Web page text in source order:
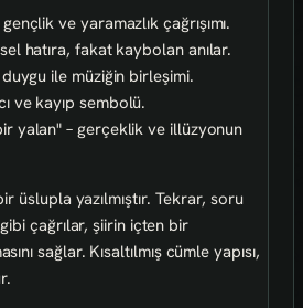
ve yaramazlık çağrışımı.
hatıra, fakat kaybolan anılar.
duygu ile müziğin birleşimi.
ve kayıp sembolü.
yalan" – gerçeklik ve illüzyonun
üslupla yazılmıştır. Tekrar, soru
çağrılar, şiirin içten bir
sağlar. Kısaltılmış cümle yapısı,